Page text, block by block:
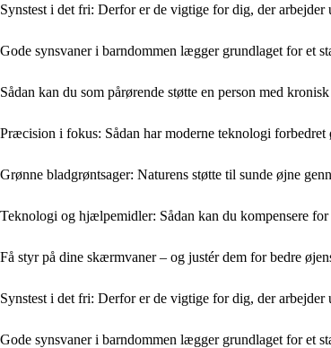
Synstest i det fri: Derfor er de vigtige for dig, der arbejder
Gode synsvaner i barndommen lægger grundlaget for et
Sådan kan du som pårørende støtte en person med
Præcision i fokus: Sådan har moderne teknologi forbedret
Grønne bladgrøntsager: Naturens støtte til sunde øjne
Teknologi og hjælpemidler: Sådan kan du kompensere
Få styr på dine skærmvaner – og justér dem for bedre
Synstest i det fri: Derfor er de vigtige for dig, der arbejder
Gode synsvaner i barndommen lægger grundlaget for et